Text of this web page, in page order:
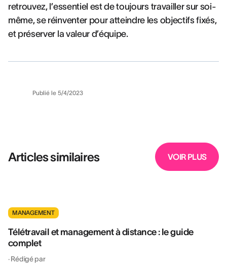
retrouvez, l’essentiel est de toujours travailler sur soi-
même, se réinventer pour atteindre les objectifs fixés,
et préserver la valeur d’équipe.
Publié le 5/4/2023
Articles similaires VOIR PLUS
MANAGEMENT
Télétravail et management à distance : le guide
complet
·Rédigé par